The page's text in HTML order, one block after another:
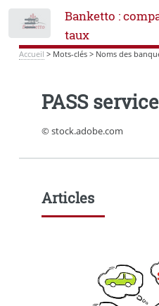
Banketto :
taux
Accueil > Mots-clés> Noms des
PASS
© stock.adobe.com
Articles